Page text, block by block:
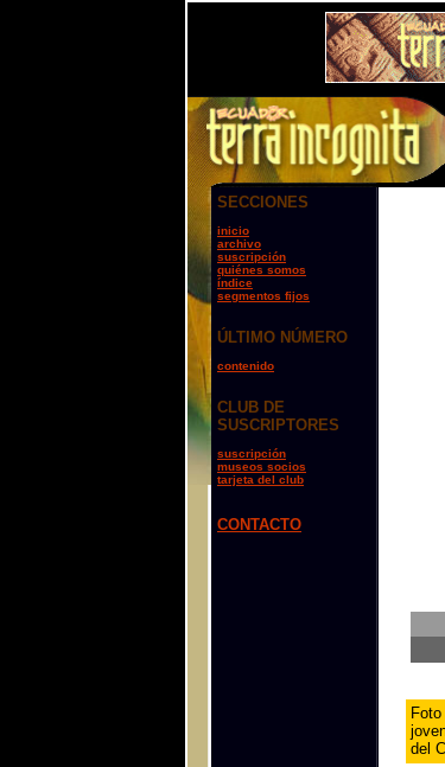
SECCIONES
inicio
archivo
suscripción
quiénes somos
índice
segmentos fijos
ÚLTIMO NÚMERO
contenido
CLUB DE
SUSCRIPTORES
suscripción
museos socios
tarjeta del club
CONTACTO
del